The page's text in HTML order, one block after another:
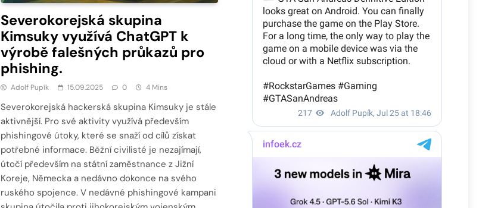
Severokorejská skupina
Kimsuky využívá ChatGPT k
výrobě falešných průkazů pro
phishing.
Adolf Pupík 15.09.2025 0 4 Mins
Severokorejská hackerská skupina Kimsuky je stále
aktivnější. Pro své aktivity využívá především
phishingové útoky, které se snaží od cílů získat
potřebné informace. Běžní civilisté je nezajímají,
útočí především na státní zaměstnance z Jižní
Koreje, Německa a nedávno dokonce na svého
ruského spojence. V nedávné phishingové kampani